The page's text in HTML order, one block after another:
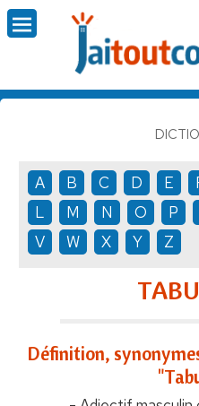
A B C D E
L
M N O P
V
W X Y Z
Définition,